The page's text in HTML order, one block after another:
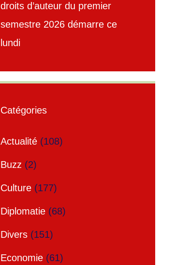
droits d’auteur du premier
semestre 2026 démarre ce
lundi
Catégories
Actualité (108)
Buzz (2)
Culture (177)
Diplomatie (68)
Divers (151)
Economie (61)